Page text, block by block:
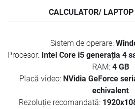
CALCULATOR/ LAPTOP
Sistem de operare:
Procesor: Intel Core i5 generația 4
RAM: 4 GB
Placă video: NVidia GeForce
echivalent
Rezoluție recomandată: